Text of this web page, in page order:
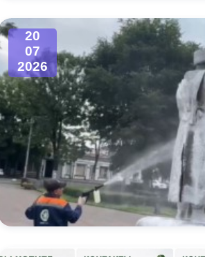
Открытые данные
Информация о результатах
проверок
Муниципальный контроль
20
07
2026